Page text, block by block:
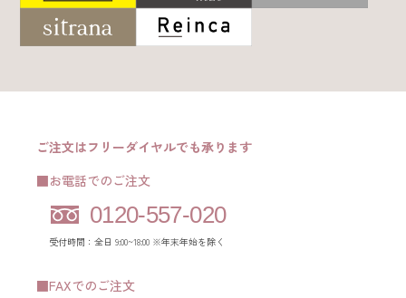
ご注文はフリーダイヤルでも承ります
■お電話でのご注文
0120-557-020
受付時間：全日 9:00~18:00 ※年末年始を除く
■FAXでのご注文